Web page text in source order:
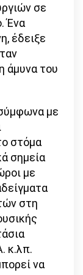
σε
Ένα
έδειξε
άμυνα του
με
στόμα
σημεία
με
στη
κ.λπ.
να